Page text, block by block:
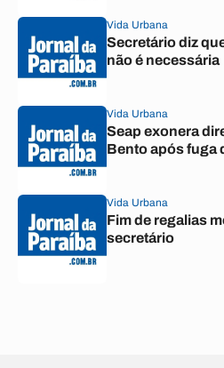
Vida Urbana
Secretário diz
não é necessária
Vida Urbana
Seap exonera
Bento após fuga
Vida Urbana
Fim de regalias
secretário